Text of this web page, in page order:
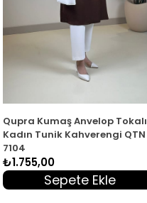
Qupra Kumaş Anvelop Tokalı
Kadın Tunik Kahverengi QTN
7104
₺1.755,00
Sepete Ekle